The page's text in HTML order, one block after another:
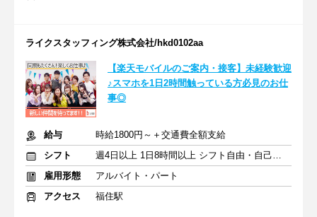
ライクスタッフィング株式会社/hkd0102aa
【楽天モバイルのご案内・接客】未経験歓迎
♪スマホを1日2時間触っている方必見のお仕
事◎
給与
時給1800円～＋交通費全額支給
シフト
週4日以上 1日8時間以上 シフト自由・自己申告
雇用形態
アルバイト・パート
アクセス
福住駅